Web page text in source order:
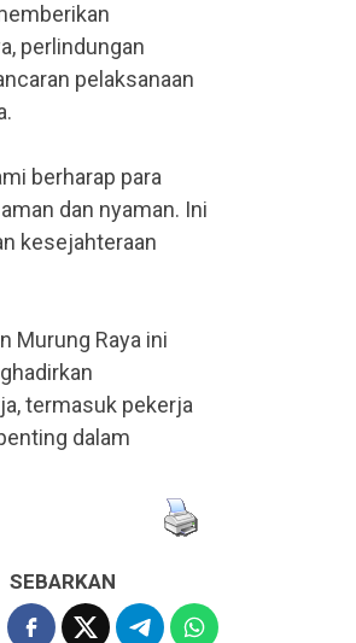
perlindungan
pelaksanaan
berharap para
dan nyaman. Ini
kesejahteraan
Murung Raya ini
termasuk pekerja
dalam
SEBARKAN